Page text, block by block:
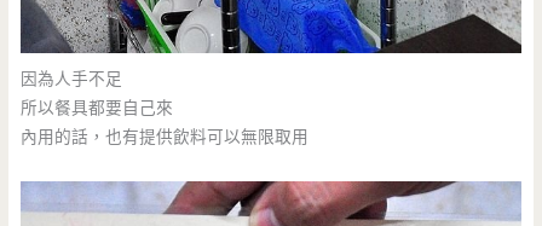
因為人手不足
所以餐具都要自己來
內用的話，也有提供飲料可以無限取用